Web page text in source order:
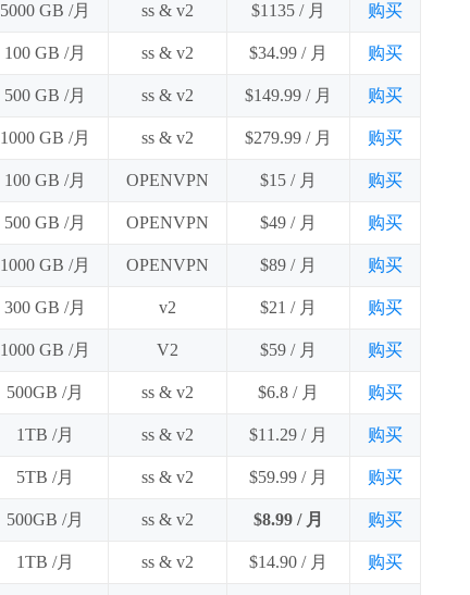
5000 GB /月 ss & v2 $1135 / 月 购买
100 GB /月 ss & v2 $34.99 / 月 购买
500 GB /月 ss & v2 $149.99 / 月 购买
1000 GB /月 ss & v2 $279.99 / 月 购买
100 GB /月 OPENVPN $15 / 月 购买
500 GB /月 OPENVPN $49 / 月 购买
1000 GB /月 OPENVPN $89 / 月 购买
300 GB /月 v2 $21 / 月 购买
1000 GB /月 V2 $59 / 月 购买
500GB /月 ss & v2 $6.8 / 月 购买
1TB /月 ss & v2 $11.29 / 月 购买
5TB /月 ss & v2 $59.99 / 月 购买
500GB /月 ss & v2 $8.99 / 月 购买
1TB /月 ss & v2 $14.90 / 月 购买